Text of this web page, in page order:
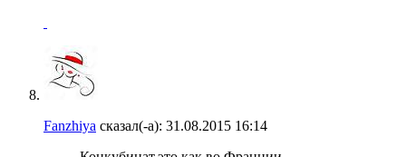
Fanzhiya сказал(-а): 31.08.2015 16:14